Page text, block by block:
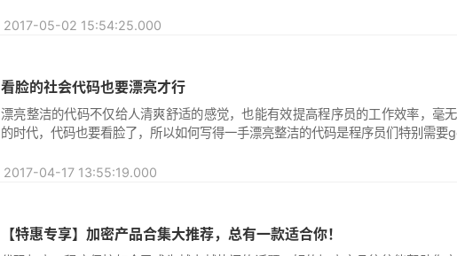
2017-05-02
看脸的社会代码也要漂亮才行
漂亮整洁的代码不仅给人清爽舒适的感觉，也能有效提高程序员的工作效率，毫
的时代，代码也要看脸了，所以如何写得一手漂亮整洁的代码是程序员们特别需要
2017-04-17
【特惠专享】加密产品合集大推荐，总有一款适合你！